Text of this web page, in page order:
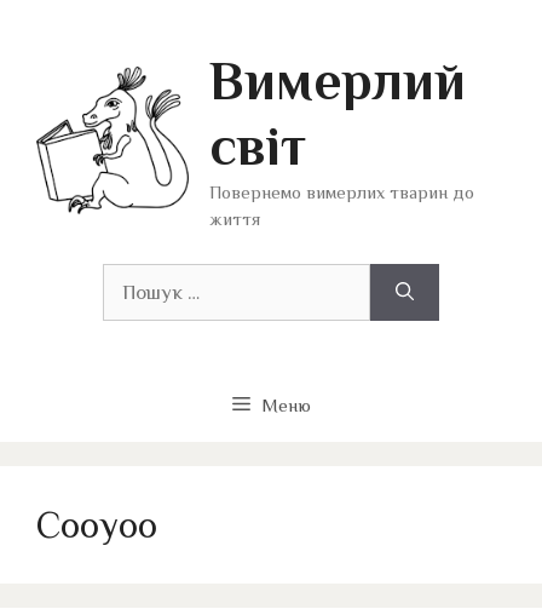
Вимерлий
світ
Повернемо вимерлих тварин до
життя
Меню
Cooyoo